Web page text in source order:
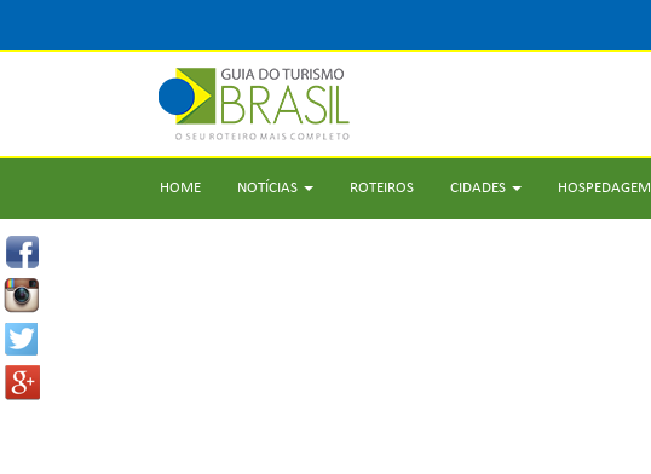
HOME NOTÍCIAS ROTEIROS CIDADES HOSPEDAGEM